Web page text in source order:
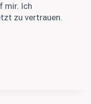
mir. Ich
zu vertrauen.